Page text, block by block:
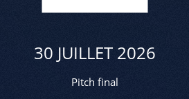
30 JUILLET 2026
Pitch final